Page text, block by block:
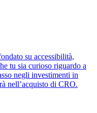
su accessibilità,
tu sia curioso riguardo a
negli investimenti in
nell’acquisto di CRO.